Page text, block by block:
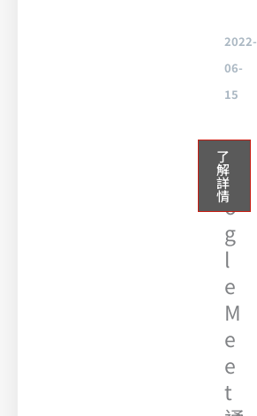
2022-
06-
15
G
o
o
g
l
e
M
e
e
t
了
解
詳
情